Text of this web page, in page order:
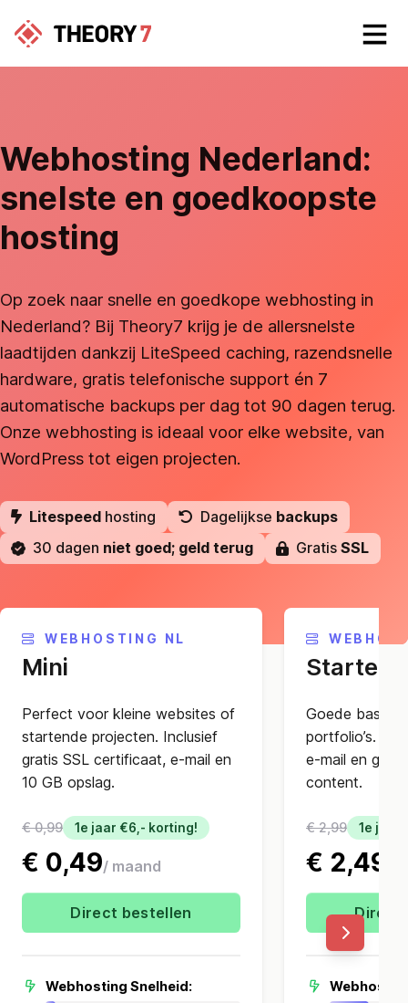
Webhosting Nederland:
snelste en goedkoopste
hosting
Op zoek naar snelle en goedkope webhosting in
Nederland? Bij Theory7 krijg je de allersnelste
laadtijden dankzij LiteSpeed caching, razendsnelle
hardware, gratis telefonische support én 7
automatische backups per dag tot 90 dagen terug.
Onze webhosting is ideaal voor elke website, van
WordPress tot eigen projecten.
Litespeed hosting Dagelijkse backups
30 dagen niet goed; geld terug Gratis SSL
WEBHOSTING NL
Mini
Perfect voor kleine websites of
startende projecten. Inclusief
gratis SSL certificaat, e-mail en
10 GB opslag.
€ 0,99 1e jaar €6,- korting!
€ 0,49/ maand
Direct bestellen
Webhosting Snelheid:
Starter
Goede basis
portfolio’s. Je
e-mail en
content.
€ 2,99 1e jaar
€ 2,49
Direct